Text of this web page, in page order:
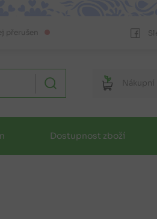
přerušen
Nákupní
Dostupnost zboží